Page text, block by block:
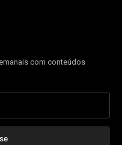
com conteúdos